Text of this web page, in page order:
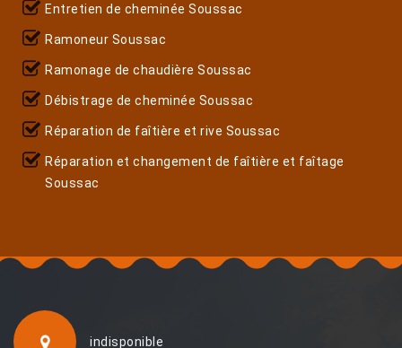
Entretien de cheminée Soussac
Ramoneur Soussac
Ramonage de chaudière Soussac
Débistrage de cheminée Soussac
Réparation de faîtière et rive Soussac
Réparation et changement de faîtière et faîtage
Soussac
indisponible